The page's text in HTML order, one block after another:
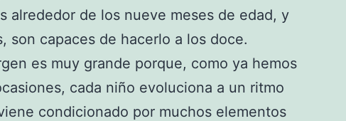
alrededor de los nueve meses de edad, y
son capaces de hacerlo a los doce.
es muy grande porque, como ya hemos
cada niño evoluciona a un ritmo
condicionado por muchos elementos